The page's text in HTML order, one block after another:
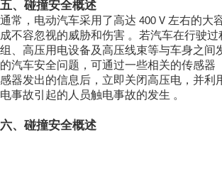
五、碰撞安全概述
通常，电动汽车采用了高达 400 V 左右的大
成不容忽视的威胁和伤害 。若汽车在行驶
组、高压用电设备及高压线束等与车身之
的汽车安全问题，可通过一些相关的传感
感器发出的信息后，立即关闭高压电，并
电事故引起的人员触电事故的发生 。
六、碰撞安全概述